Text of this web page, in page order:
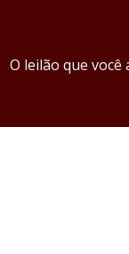
O leilão que